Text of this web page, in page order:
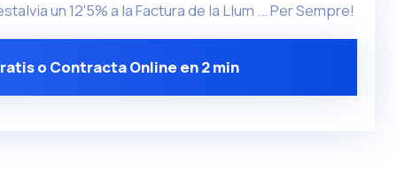
un 12'5% a la Factura de la Llum ... Per Sempre!
o Contracta Online en 2 min